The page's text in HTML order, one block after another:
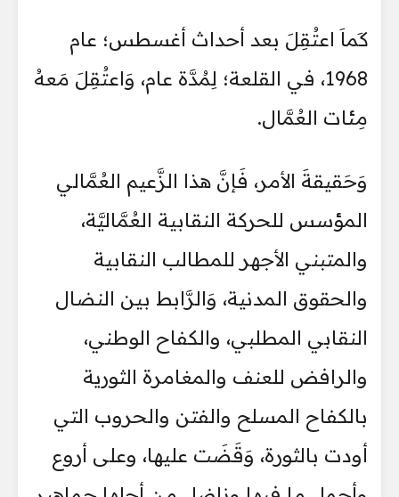
كَماَ اعتُقِلَ بعد أحداث أغسطس؛ عام
1968، في القلعة؛ لِمُدَّة عام، وَاعتُقِلَ مَعهُ
مِئات العُمَّال.
وَحَقيقةَ الأمر، فَإنَّ هذا الزَّعيم العُمَّالي
المؤسس للحركة النقابية العُمَّاليَّة،
والمتبني الأجهر للمطالب النقابية
والحقوق المدنية، وَالرَّابط بين النضال
النقابي المطلبي، والكفاح الوطني،
والرافض للعنف والمغامرة الثورية
بالكفاح المسلح والفتن والحروب التي
أودت بالثورة، وَقَضَت عليها، وعلى أروع